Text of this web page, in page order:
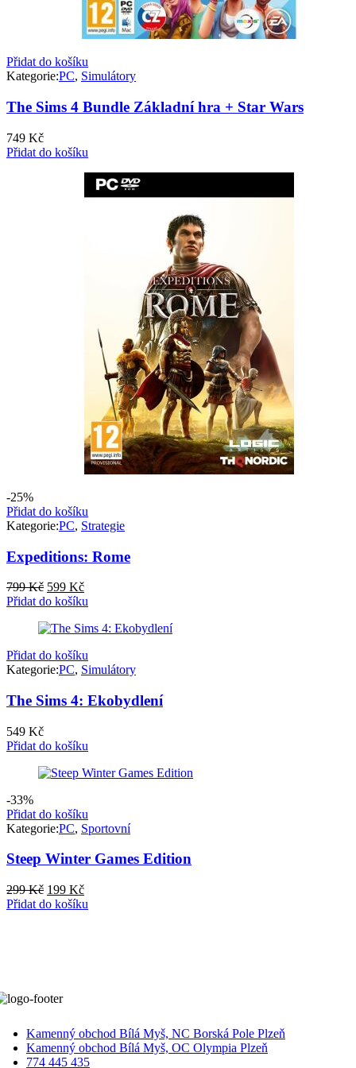
Přidat do košíku
Kategorie:PC, Simulátory
The Sims 4 Bundle Základní hra + Star Wars
749 Kč
Přidat do košíku
-25%
Přidat do košíku
Kategorie:PC, Strategie
Expeditions: Rome
799Kč Původní
cena
799 Kč.
599 KčAktuální
cena
599 Kč.
Přidat do košíku
Přidat do košíku
Kategorie:PC, Simulátory
The Sims 4: Ekobydlení
549 Kč
Přidat do košíku
-33%
Přidat do košíku
Kategorie:PC, Sportovní
Steep Winter Games Edition
299Kč Původní
cena
199 KčAktuální
cena
Přidat do košíku
Kamenný obchod Bílá Myš, NC Borská Pole Plzeň
Kamenný obchod Bílá Myš, OC Olympia Plzeň
774 445 435